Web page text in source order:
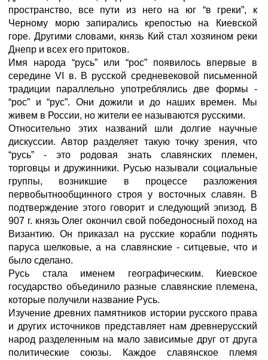
пространство, все пути из него на юг “в греки”, к
Черному морю запирались крепостью на Киевской
горе. Другими словами, князь Кий стал хозяином реки
Днепр и всех его притоков.
Имя народа “русь” или “рос” появилось впервые в
середине VI в. В русской средневековой письменной
традиции параллельно употреблялись две формы -
“рос” и “рус”. Они дожили и до наших времен. Мы
живем в России, но жители ее называются русскими.
Относительно этих названий шли долгие научные
дискуссии. Автор разделяет такую точку зрения, что
“русь” - это родовая знать славянских племен,
торговцы и дружинники. Русью называли социальные
группы, возникшие в процессе разложения
первобытнообщинного строя у восточных славян. В
подтверждение этого говорит и следующий эпизод. В
907 г. князь Олег окончил свой победоносный поход на
Византию. Он приказал на русские корабли поднять
паруса шелковые, а на славянские - ситцевые, что и
было сделано.
Русь стала именем географическим. Киевское
государство объединило разные славянские племена,
которые получили название Русь.
Изучение древних памятников истории русского права
и других источников представляет нам древнерусский
народ разделенным на мало зависимые друг от друга
политические союзы. Каждое славянское племя